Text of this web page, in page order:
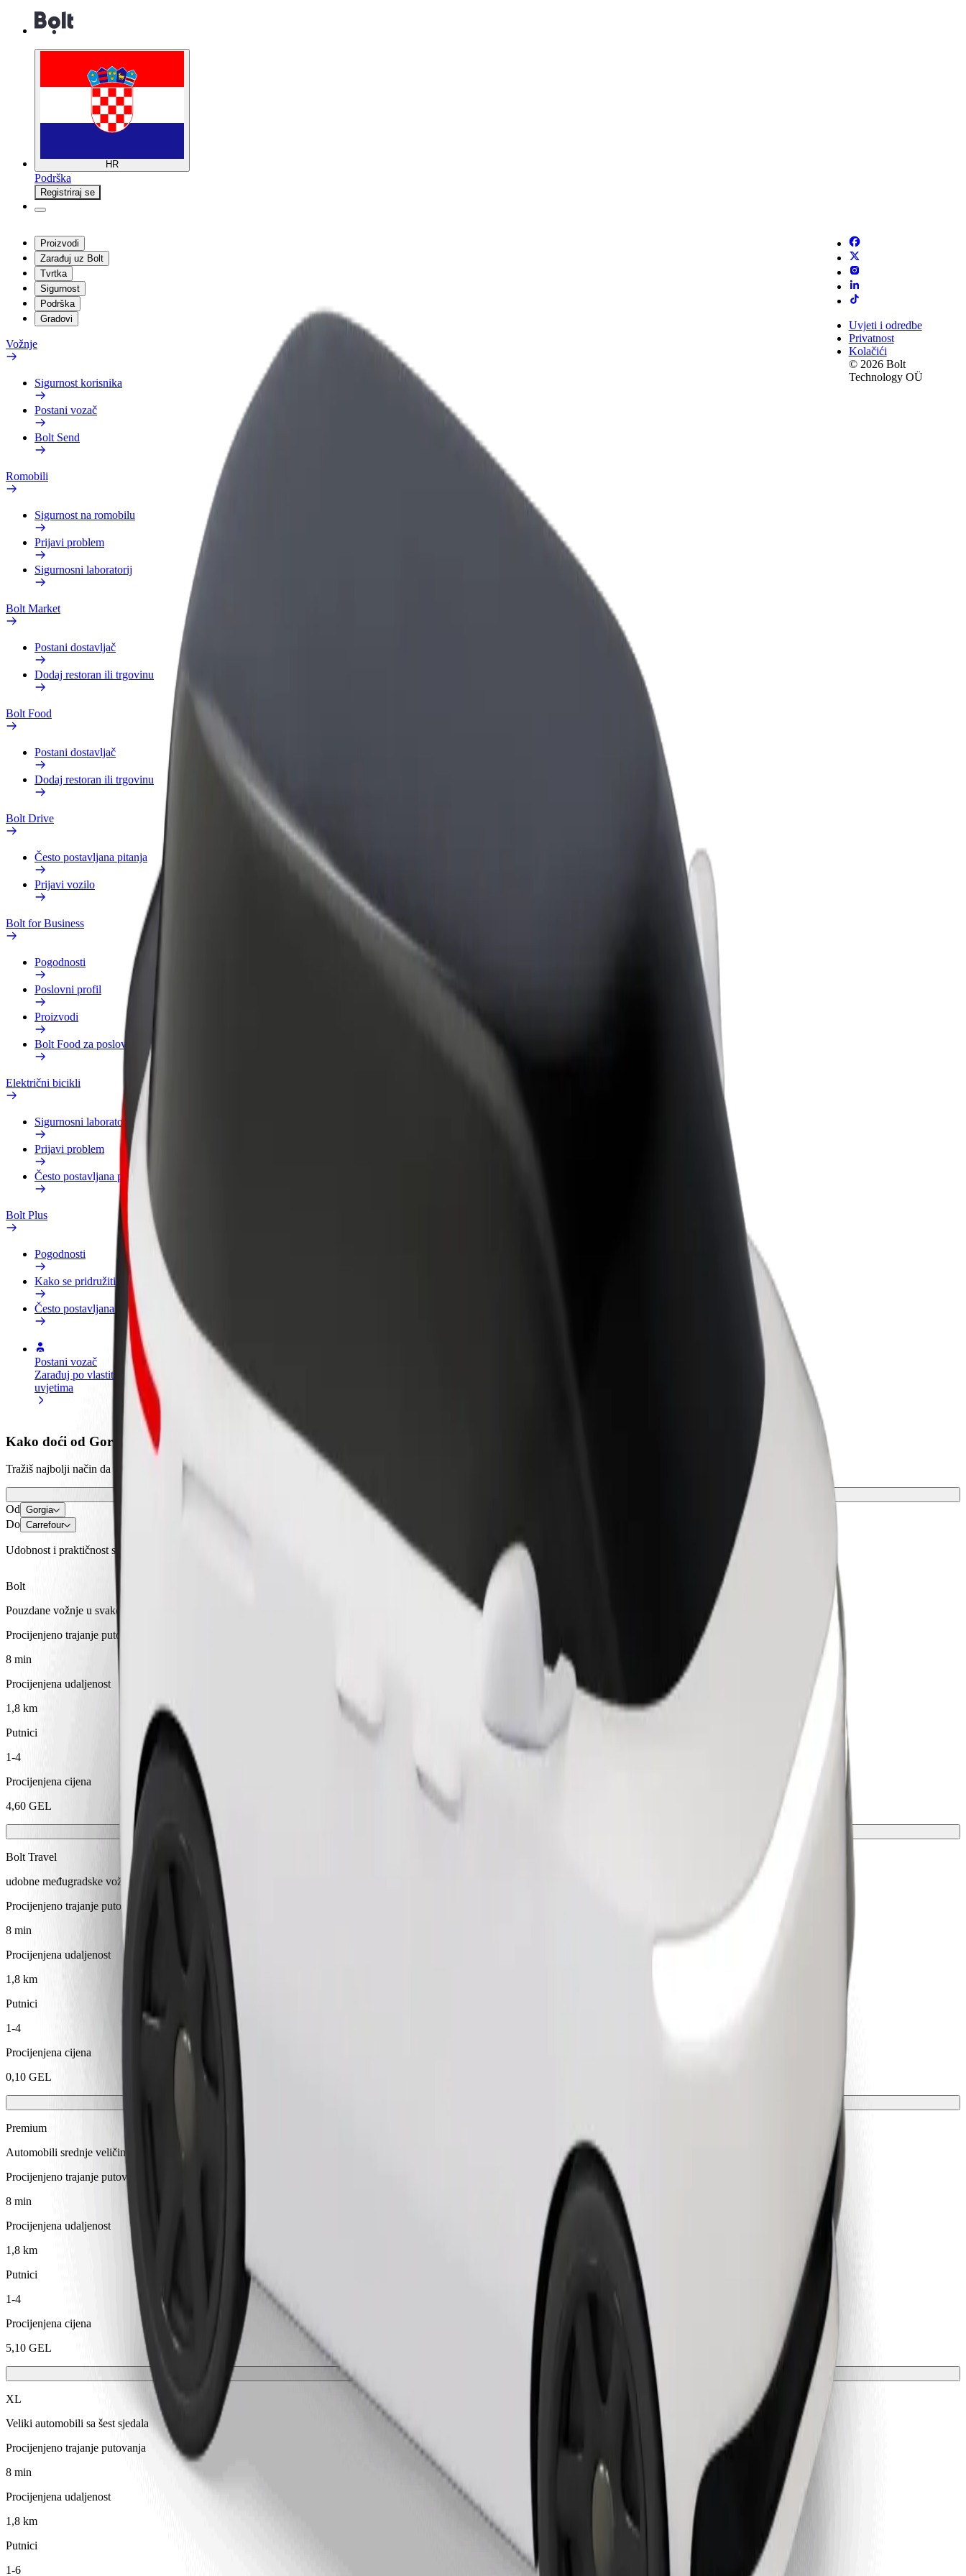
HR
Podrška
Registriraj se
Proizvodi
Zarađuj uz Bolt
Tvrtka
Sigurnost
Podrška
Gradovi
Vožnje
Sigurnost korisnika
Postani vozač
Bolt Send
Romobili
Sigurnost na romobilu
Prijavi problem
Sigurnosni laboratorij
Bolt Market
Postani dostavljač
Dodaj restoran ili trgovinu
Bolt Food
Postani dostavljač
Dodaj restoran ili trgovinu
Bolt Drive
Često postavljana pitanja
Prijavi vozilo
Bolt for Business
Pogodnosti
Poslovni profil
Proizvodi
Bolt Food za poslovne korisnike
Električni bicikli
Sigurnosni laboratorij
Prijavi problem
Često postavljana pitanja
Bolt Plus
Pogodnosti
Kako se pridružiti
Često postavljana pitanja
Postani vozač
Zarađuj po vlastitim
uvjetima
Postani dostavljač
Dostavljaj hranu i primaj tjedne
isplate
Uvjeti i odredbe
Privatnost
Kolačići
© 2026 Bolt
Technology OÜ
Kako doći od Gorgia do Carrefour
Tražiš najbolji način da stigneš od Gorgia do Carrefour? Istraži naše usluge i pronađi savršenu za svoje putovanje.
Od Gorgia
Do Carrefour
Udobnost i praktičnost su nadohvat ruke!
Bolt
Pouzdane vožnje u svakodnevnim automobilima srednje veličine.
Procijenjeno trajanje putovanja
8 min
Procijenjena udaljenost
1,8 km
Putnici
1-4
Procijenjena cijena
4,60 GEL
Bolt Travel
udobne međugradske vožnje
Procijenjeno trajanje putovanja
8 min
Procijenjena udaljenost
1,8 km
Putnici
1-4
Procijenjena cijena
0,10 GEL
Premium
Automobili srednje veličine premium klase s vrhunskom opremom
Procijenjeno trajanje putovanja
8 min
Procijenjena udaljenost
1,8 km
Putnici
1-4
Procijenjena cijena
5,10 GEL
XL
Veliki automobili sa šest sjedala
Procijenjeno trajanje putovanja
8 min
Procijenjena udaljenost
1,8 km
Putnici
1-6